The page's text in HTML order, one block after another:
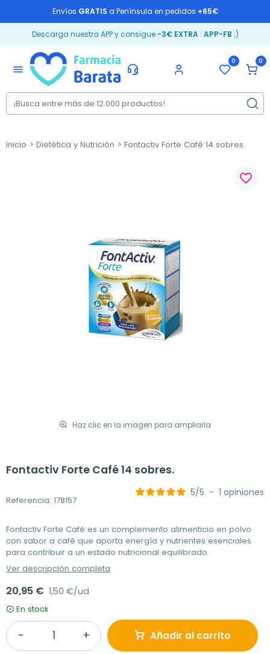
Envíos GRATIS a Península en pedidos +65€
Descarga nuestra APP y consigue -3€ EXTRA: APP-FB ;)
menu
0 0
Inicio Dietética y Nutrición Fontactiv Forte Café 14 sobres.
Haz clic en la imagen para ampliarla
favorite_border
Fontactiv Forte Café 14 sobres.
Referencia: 178157
5/5 - 1 opiniones
Fontactiv Forte Café es un complemento alimenticio en polvo
con sabor a café que aporta energía y nutrientes esenciales
para contribuir a un estado nutricional equilibrado.
Ver descripción completa
20,95 € 1,50 €/ud
En stock
Añadir al carrito